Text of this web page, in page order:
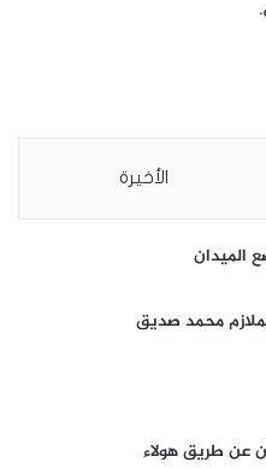
الأخيرة
الميدان
محمد صديق
عن طريق هولاء